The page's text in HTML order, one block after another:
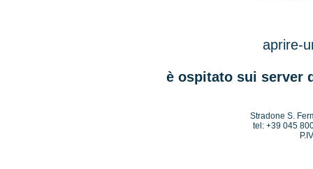
aprire-
è ospitato sui server
Stradone S.
tel: +39 045